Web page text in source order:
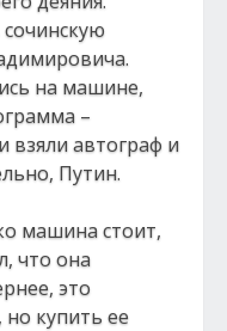
на машине,
–
взяли автограф и
Путин.
машина стоит,
что она
это
купить ее